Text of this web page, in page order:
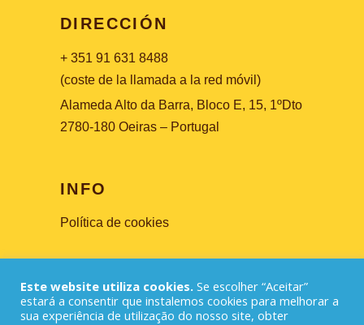
DIRECCIÓN
+ 351 91 631 8488
(coste de la llamada a la red móvil)
Alameda Alto da Barra, Bloco E, 15, 1ºDto
2780-180 Oeiras – Portugal
INFO
Política de cookies
Este website utiliza cookies. Se escolher “Aceitar”
estará a consentir que instalemos cookies para melhorar a
sua experiência de utilização do nosso site, obter